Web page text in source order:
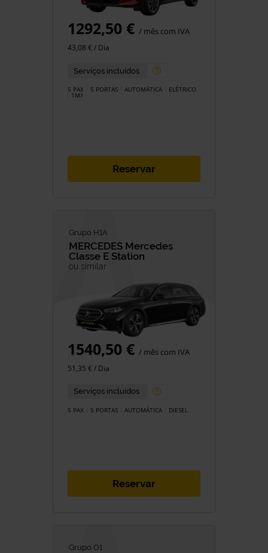
1292,50 € / mês com IVA
43,08 € / Dia
Serviços incluídos
5 PAX 5 PORTAS AUTOMÁTICA ELÉTRICO
1M3
Reservar
Grupo H1A
MERCEDES Mercedes
Classe E Station
ou similar
1540,50 € / mês com IVA
51,35 € / Dia
Serviços incluídos
5 PAX 5 PORTAS AUTOMÁTICA DIESEL
Reservar
Grupo O1